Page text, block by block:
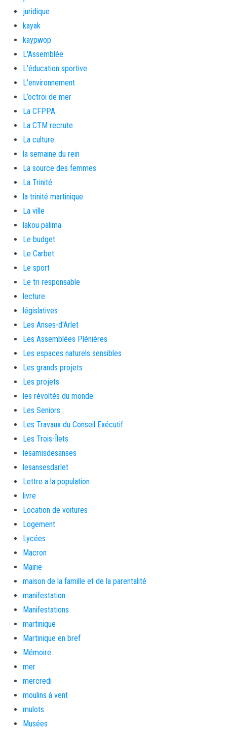
juridique
kayak
kaypwop
L'Assemblée
L'éducation sportive
L'environnement
L’octroi de mer
La CFPPA
La CTM recrute
La culture
la semaine du rein
La source des femmes
La Trinité
la trinité martinique
La ville
lakou palima
Le budget
Le Carbet
Le sport
Le tri responsable
lecture
législatives
Les Anses-d'Arlet
Les Assemblées Plénières
Les espaces naturels sensibles
Les grands projets
Les projets
les révoltés du monde
Les Seniors
Les Travaux du Conseil Exécutif
Les Trois-Îlets
lesamisdesanses
lesansesdarlet
Lettre a la population
livre
Location de voitures
Logement
Lycées
Macron
Mairie
maison de la famille et de la parentalité
manifestation
Manifestations
martinique
Martinique en bref
Mémoire
mer
mercredi
moulins à vent
mulots
Musées